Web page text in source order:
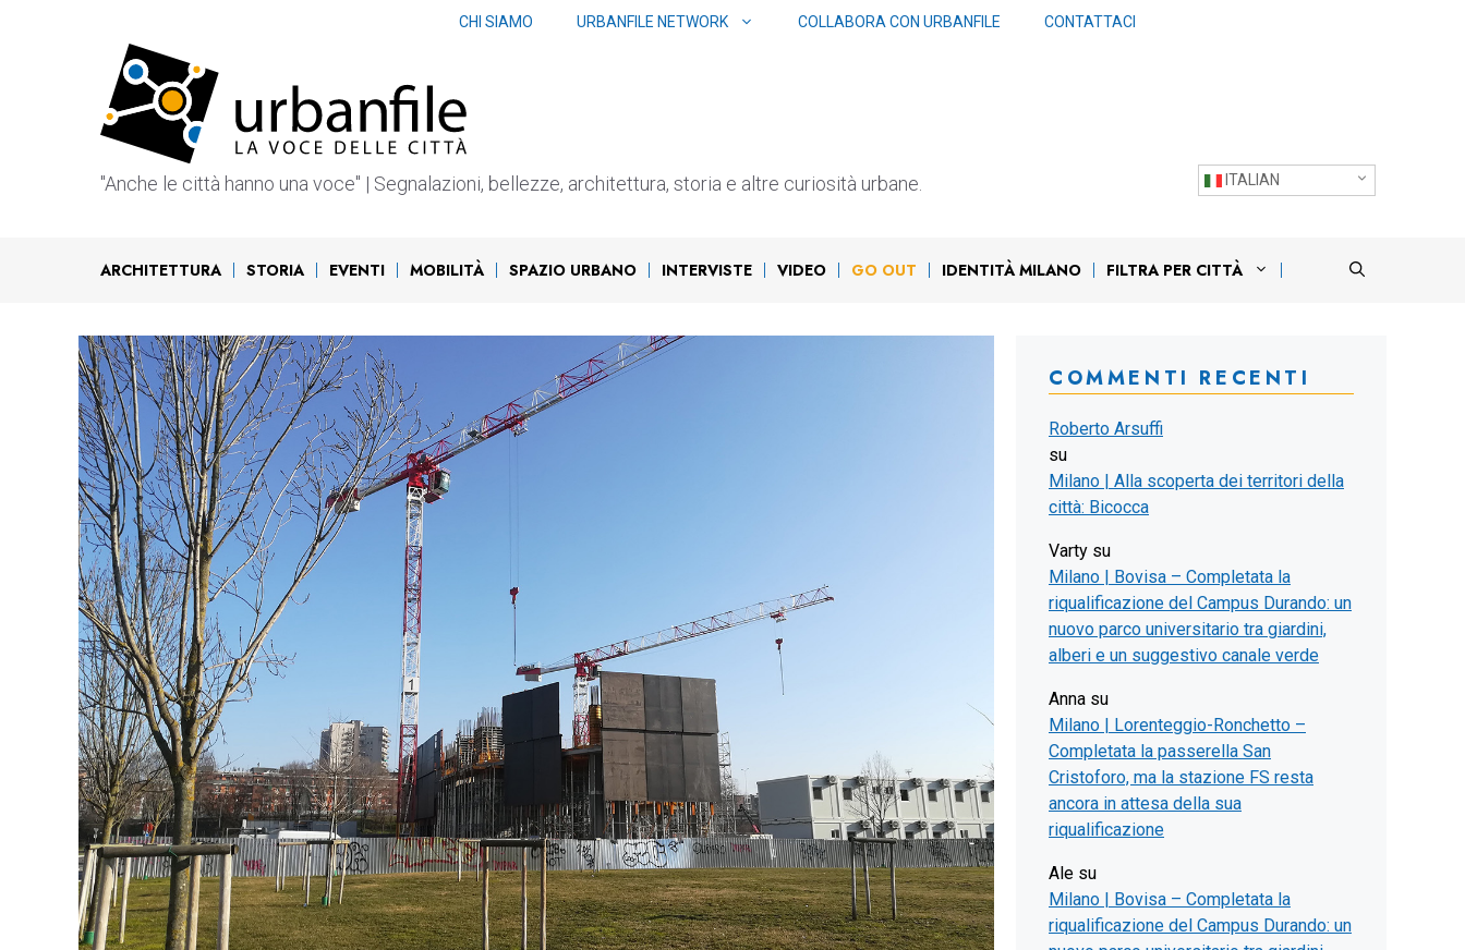
CHI SIAMO URBANFILE NETWORK COLLABORA CON URBANFILE CONTATTACI
ITALIAN
"Anche le città hanno una voce" | Segnalazioni, bellezze, architettura, storia e altre curiosità urbane.
ARCHITETTURA STORIA EVENTI MOBILITÀ SPAZIO URBANO INTERVISTE VIDEO GO OUT IDENTITÀ MILANO FILTRA PER CITTÀ
COMMENTI RECENTI
Roberto Arsuffi
su
Milano | Alla scoperta dei territori della
città: Bicocca
Varty su
Milano | Bovisa – Completata la
riqualificazione del Campus Durando: un
nuovo parco universitario tra giardini,
alberi e un suggestivo canale verde
Anna su
Milano | Lorenteggio-Ronchetto –
Completata la passerella San
Cristoforo, ma la stazione FS resta
ancora in attesa della sua
riqualificazione
Ale su
Milano | Bovisa – Completata la
riqualificazione del Campus Durando: un